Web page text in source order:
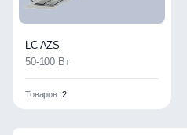
LC AZS
50-100 Вт
Товаров: 2